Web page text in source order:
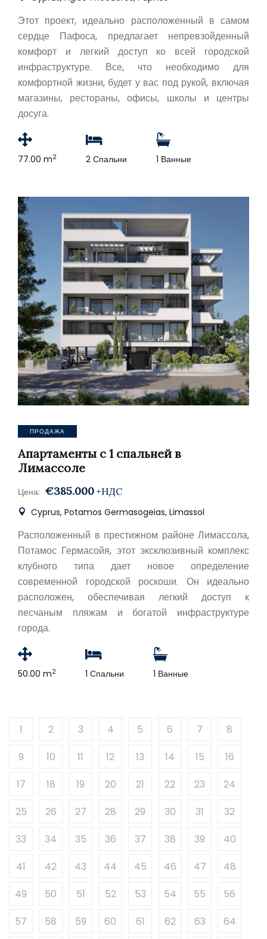
Этот проект, идеально расположенный в самом
сердце Пафоса, предлагает непревзойденный
комфорт и легкий доступ ко всей городской
инфраструктуре. Все, что необходимо для
комфортной жизни, будет у вас под рукой, включая
магазины, рестораны, офисы, школы и центры
досуга.
77.00 m2 2 Спальни 1 Ванные
ПРОДАЖА
Апартаменты с 1 спальней в
Лимассоле
Цена: €385.000 +НДС
Cyprus, Potamos Germasogeias, Limassol
Расположенный в престижном районе Лимассола,
Потамос Гермасойя, этот эксклюзивный комплекс
клубного типа дает новое определение
современной городской роскоши. Он идеально
расположен, обеспечивая легкий доступ к
песчаным пляжам и богатой инфраструктуре
города.
50.00 m2 1 Спальни 1 Ванные
1 2 3 4 5 6 7
8
9
10 11 12 13 14 15
16
17
18 19 20 21 22 23
24
25
26 27 28 29 30 31
32
33
34 35 36 37 38 39
40
41
42 43 44 45 46 47
48
49
50 51 52 53 54 55
56
57
58 59 60 61 62 63
64